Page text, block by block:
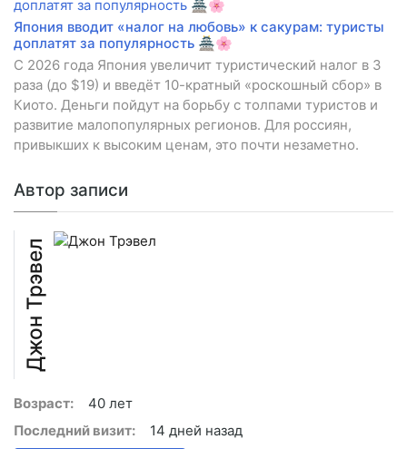
Япония вводит «налог на любовь» к сакурам: туристы
доплатят за популярность 🏯🌸
С 2026 года Япония увеличит туристический налог в 3
раза (до $19) и введёт 10-кратный «роскошный сбор» в
Киото. Деньги пойдут на борьбу с толпами туристов и
развитие малопопулярных регионов. Для россиян,
привыкших к высоким ценам, это почти незаметно.
Автор записи
Джон Трэвел
Возраст:
40 лет
Последний визит:
14 дней назад